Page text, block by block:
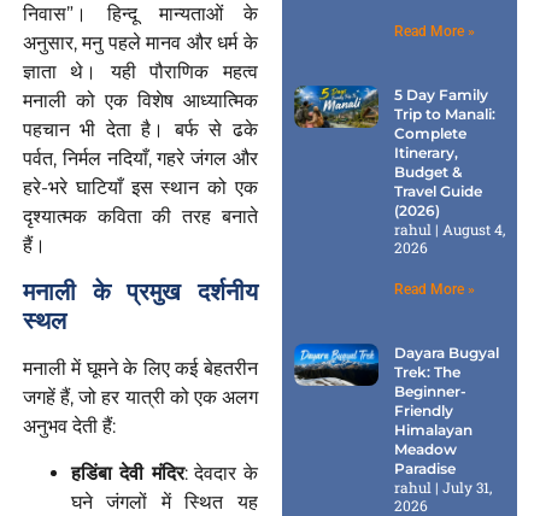
निवास”। हिन्दू मान्यताओं के
अनुसार, मनु पहले मानव और धर्म के
ज्ञाता थे। यही पौराणिक महत्व
मनाली को एक विशेष आध्यात्मिक
पहचान भी देता है। बर्फ से ढके
पर्वत, निर्मल नदियाँ, गहरे जंगल और
हरे-भरे घाटियाँ इस स्थान को एक
दृश्यात्मक कविता की तरह बनाते
हैं।
मनाली के प्रमुख दर्शनीय
स्थल
मनाली में घूमने के लिए कई बेहतरीन
जगहें हैं, जो हर यात्री को एक अलग
अनुभव देती हैं:
हडिंबा देवी मंदिर: देवदार के
घने जंगलों में स्थित यह
Read More »
5 Day Family
Trip to Manali:
Complete
Itinerary,
Budget &
Travel Guide
(2026)
rahul
August 4,
2026
Read More »
Dayara Bugyal
Trek: The
Beginner-
Friendly
Himalayan
Meadow
Paradise
rahul
July 31,
2026